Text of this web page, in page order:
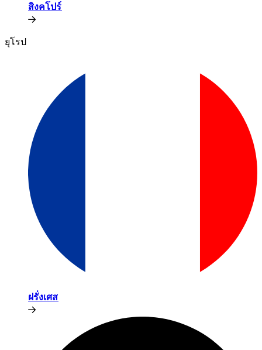
สิงคโปร์​​
ยุโรป​​
ฝรั่งเศส​​